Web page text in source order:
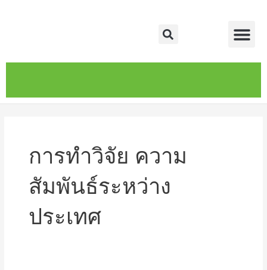
Search
การทำวิจัย ความ
สัมพันธ์ระหว่าง
ประเทศ